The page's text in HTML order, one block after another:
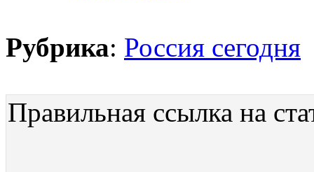
Рубрика: Россия сегодня
Правильная ссылка на